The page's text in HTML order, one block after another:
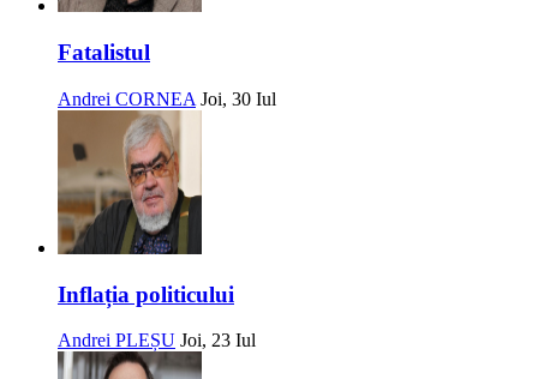
Fatalistul
Andrei CORNEA Joi, 30 Iul
Inflația politicului
Andrei PLEȘU Joi, 23 Iul